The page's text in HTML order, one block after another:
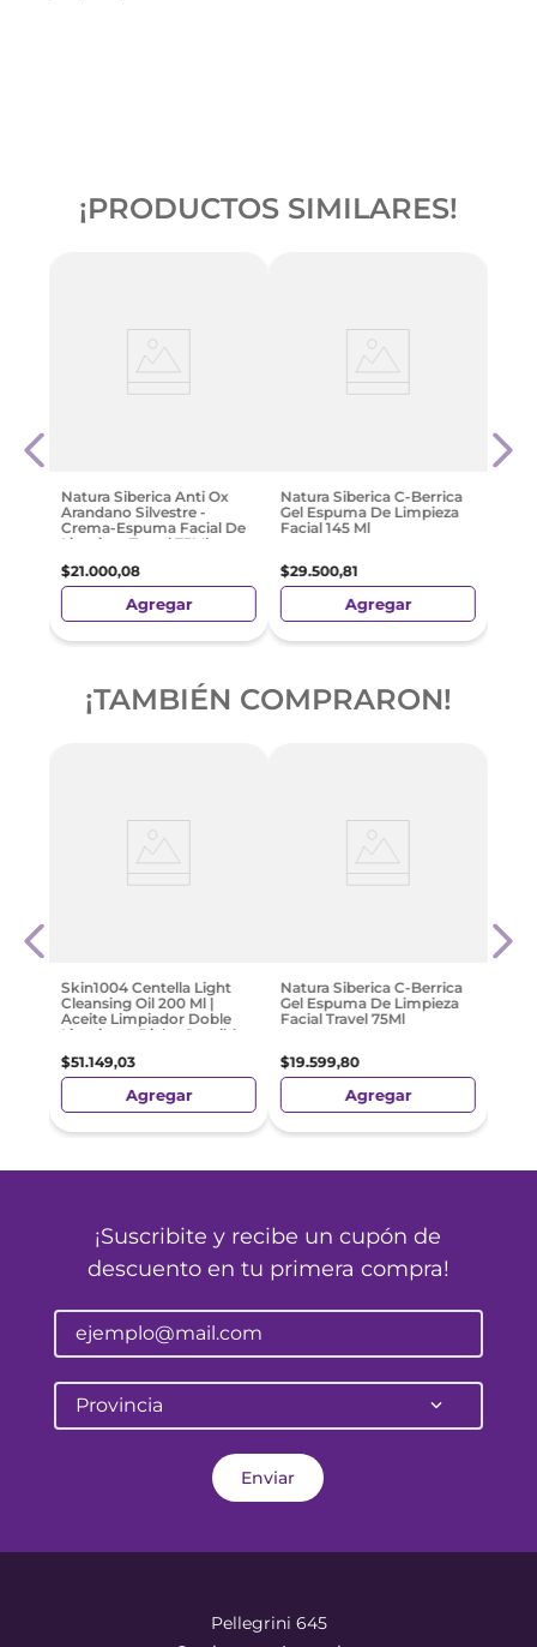
¡PRODUCTOS SIMILARES!
Natura Siberica Anti Ox
Arandano Silvestre -
Crema-Espuma Facial De
Limpieza Travel 75Ml
$21.000,08
Agregar
Natura Siberica C-Berrica
Gel Espuma De Limpieza
Facial 145 Ml
$29.500,81
Agregar
¡TAMBIÉN COMPRARON!
Skin1004 Centella Light
Cleansing Oil 200 Ml |
Aceite Limpiador Doble
Limpieza - Pieles Sensibles
$51.149,03
Agregar
Natura Siberica C-Berrica
Gel Espuma De Limpieza
Facial Travel 75Ml
$19.599,80
Agregar
¡Suscribite y recibe un cupón de
descuento en tu primera compra!
Provincia
Enviar
Pellegrini 645